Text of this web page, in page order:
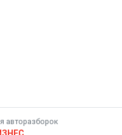
авторазборок